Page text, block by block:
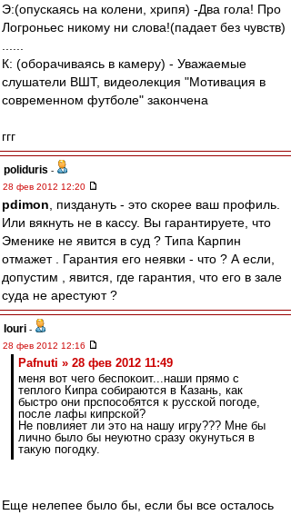
Э:(опускаясь на колени, хрипя) -Два гола! Про
Логроньес никому ни слова!(падает без чувств)
К: (оборачиваясь в камеру) - Уважаемые
слушатели ВШТ, видеолекция "Мотивация в
современном футболе" закончена
ггг
poliduris -
28 фев 2012 12:20
pdimon , пиздануть - это скорее ваш профиль.
Или вякнуть не в кассу. Вы гарантируете, что
Эменике не явится в суд ? Типа Карпин
отмажет . Гарантия его неявки - что ? А если,
допустим , явится, где гарантия, что его в зале
суда не арестуют ?
Iouri -
28 фев 2012 12:16
Pafnuti » 28 фев 2012 11:49
меня вот чего беспокоит...наши прямо с
теплого Кипра собираются в Казань, как
быстро они прспособятся к русской погоде,
после лафы кипрской?
Не повлияет ли это на нашу игру??? Мне бы
лично было бы неуютно сразу окунуться в
такую погодку.
Еще нелепее было бы, если бы все осталось